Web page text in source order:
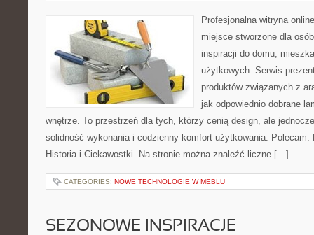
Profesjonalna witryna
miejsce stworzone dla
inspiracji do domu,
użytkowych. Serwis
produktów związanych z
jak odpowiednio dobrane
wnętrze. To przestrzeń dla tych, którzy cenią design, ale
solidność wykonania i codzienny komfort użytkowania. Polecam:
Historia i Ciekawostki. Na stronie można znaleźć liczne […]
CATEGORIES: NOWE TECHNOLOGIE W MEBLU
SEZONOWE INSPIRACJE